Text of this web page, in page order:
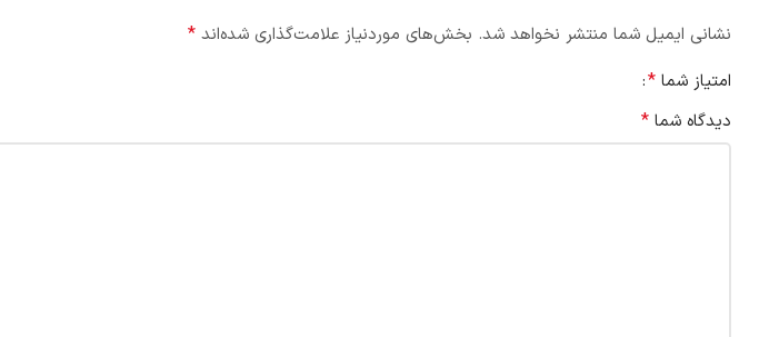
نشانی ایمیل شما منتشر نخواهد شد. بخش‌های موردنیاز علامت‌گذاری شده‌اند *
امتیاز شما *
دیدگاه شما *